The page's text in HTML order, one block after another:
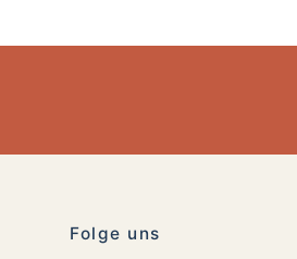
Folge uns